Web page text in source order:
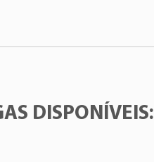
DISPONÍVEIS: